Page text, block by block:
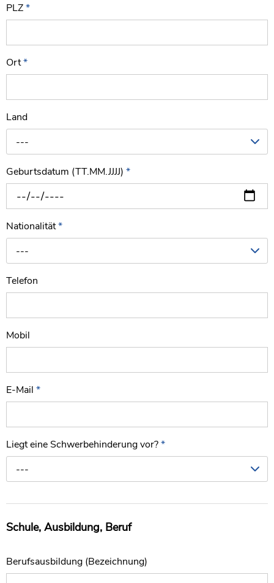
PLZ*
Ort*
Land
---
Geburtsdatum (TT.MM.JJJJ) *
Nationalität*
---
Telefon
Mobil
E-Mail *
Liegt eine Schwerbehinderung vor?*
---
Schule, Ausbildung, Beruf
Berufsausbildung (Bezeichnung)